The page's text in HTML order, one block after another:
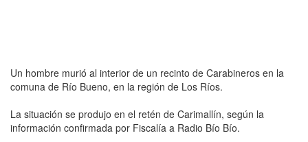
Un hombre murió al interior de un recinto de Carabineros en la
comuna de Río Bueno, en la región de Los Ríos.
La situación se produjo en el retén de Carimallín, según la
información confirmada por Fiscalía a Radio Bío Bío.